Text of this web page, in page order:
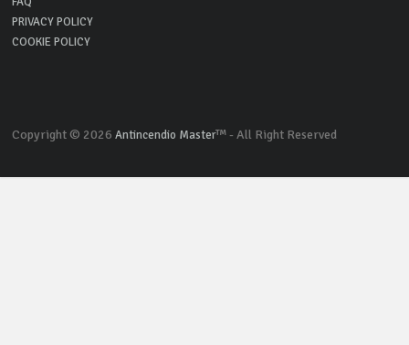
PRIVACY POLICY
COOKIE POLICY
Copyright © 2026Antincendio Master™ - All Right Reserved